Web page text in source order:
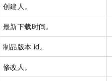
创建人。
最新下载时间。
制品版本 id。
修改人。